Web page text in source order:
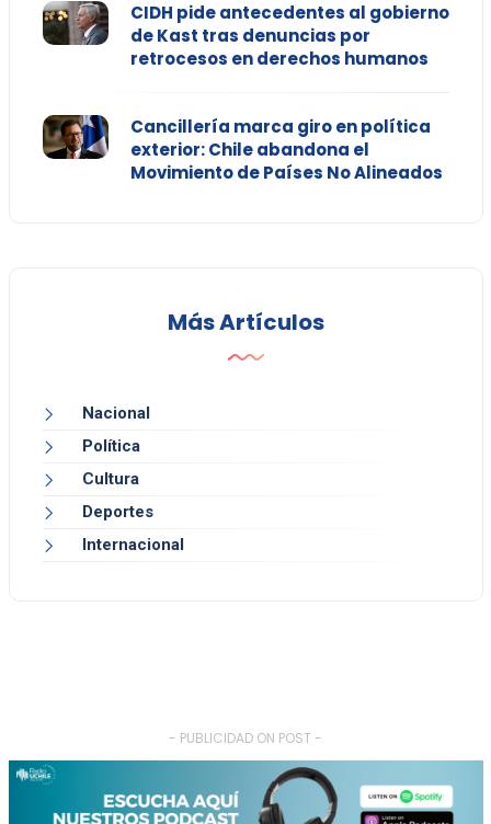
CIDH pide antecedentes al gobierno
de Kast tras denuncias por
retrocesos en derechos humanos
Cancillería marca giro en política
exterior: Chile abandona el
Movimiento de Países No Alineados
Más Artículos
Nacional
Política
Cultura
Deportes
Internacional
- PUBLICIDAD ON POST -